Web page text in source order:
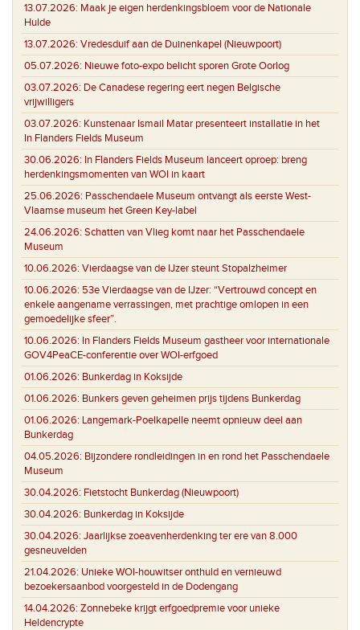
13.07.2026: Maak je eigen herdenkingsbloem voor de Nationale
Hulde
13.07.2026: Vredesduif aan de Duinenkapel (Nieuwpoort)
05.07.2026: Nieuwe foto-expo belicht sporen Grote Oorlog
03.07.2026: De Canadese regering eert negen Belgische
vrijwilligers
03.07.2026: Kunstenaar Ismail Matar presenteert installatie in het
In Flanders Fields Museum
30.06.2026: In Flanders Fields Museum lanceert oproep: breng
herdenkingsmomenten van WOI in kaart
25.06.2026: Passchendaele Museum ontvangt als eerste West-
Vlaamse museum het Green Key-label
24.06.2026: Schatten van Vlieg komt naar het Passchendaele
Museum
10.06.2026: Vierdaagse van de IJzer steunt Stopalzheimer
10.06.2026: 53e Vierdaagse van de IJzer: “Vertrouwd concept en
enkele aangename verrassingen, met prachtige omlopen in een
gemoedelijke sfeer”.
10.06.2026: In Flanders Fields Museum gastheer voor internationale
GOV4PeaCE-conferentie over WOI-erfgoed
01.06.2026: Bunkerdag in Koksijde
01.06.2026: Bunkers geven geheimen prijs tijdens Bunkerdag
01.06.2026: Langemark-Poelkapelle neemt opnieuw deel aan
Bunkerdag
04.05.2026: Bijzondere rondleidingen in en rond het Passchendaele
Museum
30.04.2026: Fietstocht Bunkerdag (Nieuwpoort)
30.04.2026: Bunkerdag in Koksijde
30.04.2026: Jaarlijkse zoeavenherdenking ter ere van 8.000
gesneuvelden
21.04.2026: Unieke WOI-houwitser onthuld en vernieuwd
bezoekersaanbod voorgesteld in de Dodengang
14.04.2026: Zonnebeke krijgt erfgoedpremie voor unieke
Heldencrypte